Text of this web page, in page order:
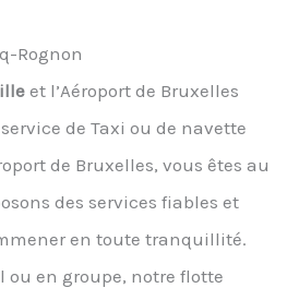
Rognon
et l’Aéroport de Bruxelles
de Taxi ou de navette
de Bruxelles, vous êtes au
des services fiables et
en toute tranquillité.
ou en groupe, notre flotte